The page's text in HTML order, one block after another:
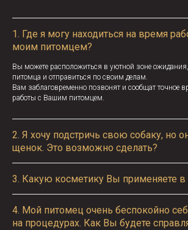
1. Где я могу находиться на время
моим питомцем?
Вы можете расположиться в уютной зоне
питомца и отправиться по своим делам.
Вам заблаговременно позвонят и сообщат точное
работы с Вашим питомцем.
2. Я хочу подстричь свою собаку, но
щенок. Это возможно сделать?
3. Какую косметику Вы применяете в
4. Мой питомец очень беспокойно
на процедурах. Как Вы будете